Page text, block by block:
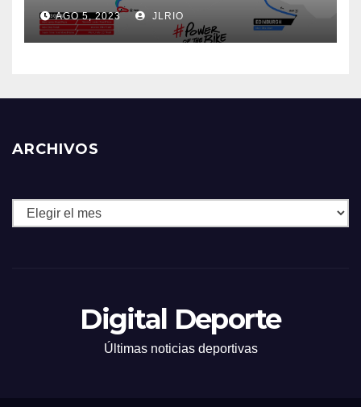
AGO 5, 2023 JLRIO
ARCHIVOS
Archivos
Digital Deporte
Últimas noticias deportivas